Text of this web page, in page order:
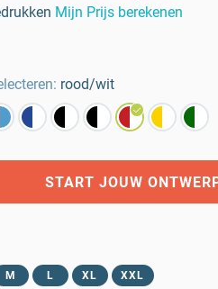
Mijn Prijs berekenen
rood/wit
START JOUW
M L XL XXL